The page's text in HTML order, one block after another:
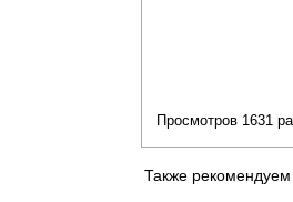
Просмотров 1631
Также рекомендуем